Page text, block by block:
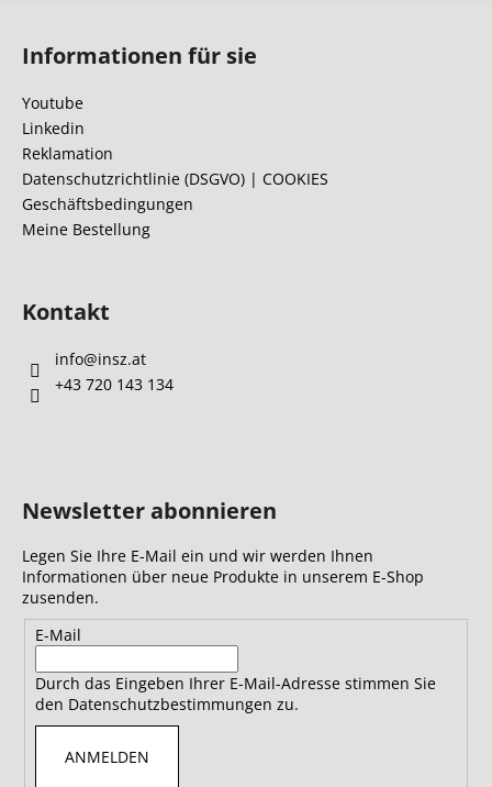
Informationen für sie
Youtube
Linkedin
Reklamation
Datenschutzrichtlinie (DSGVO) | COOKIES
Geschäftsbedingungen
Meine Bestellung
Kontakt
info@insz.at
+43 720 143 134
Newsletter abonnieren
Legen Sie Ihre E-Mail ein und wir werden Ihnen
Informationen über neue Produkte in unserem E-Shop
zusenden.
E-Mail
Durch das Eingeben Ihrer E-Mail-Adresse stimmen Sie
den Datenschutzbestimmungen zu.
ANMELDEN